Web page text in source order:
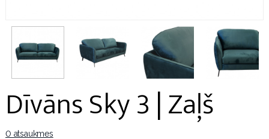
Dīvāns Sky 3 | Zaļš
0 atsaukmes